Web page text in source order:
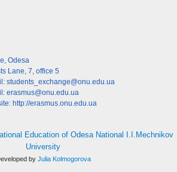
Odesa
Lane, 7, office 5
students_exchange@onu.edu.ua
erasmus@onu.edu.ua
http://erasmus.onu.edu.ua
Education of Odesa National I.I.Mechnikov
University
by Julia Kolmogorova